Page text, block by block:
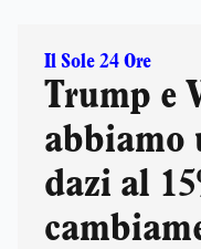
Il Sole 24 Ore
Trump e
abbiamo
dazi al